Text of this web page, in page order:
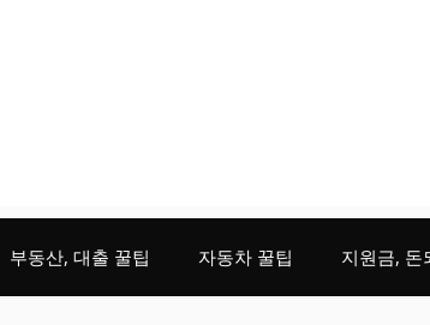
부동산, 대출 꿀팁 자동차 꿀팁 지원금, 돈